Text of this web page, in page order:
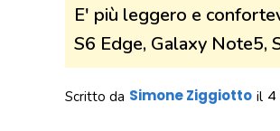
E' più leggero e
S6 Edge, Galaxy Note5,
Scritto da Simone Ziggiotto il 4